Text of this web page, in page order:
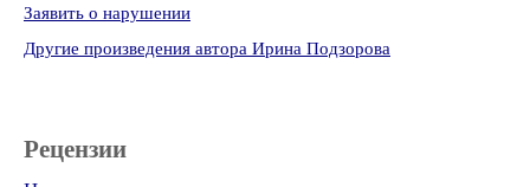
Заявить о нарушении
Другие произведения автора Ирина Подзорова
Рецензии